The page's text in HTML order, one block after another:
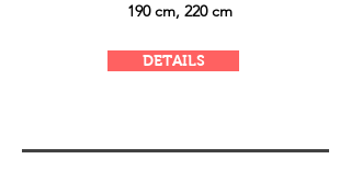
190 cm, 220 cm
DETAILS